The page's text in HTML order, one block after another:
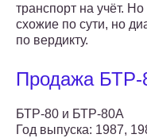
транспорт на учёт.
схожие по сути, но
по вердикту.
Продажа БТР-
БТР-80 и БТР-80А
Год выпуска: 1987,